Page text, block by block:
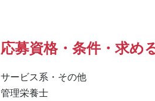
応募資格・条件・求め
サービス系・その他
管理栄養士